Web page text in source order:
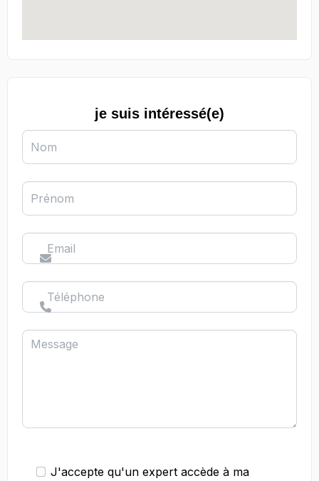
je suis intéressé(e)
Nom
Prénom
Email
Téléphone
Message
J'accepte qu'un expert accède à ma